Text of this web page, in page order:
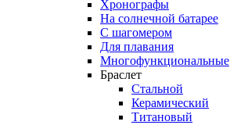
Хронографы
На солнечной батарее
С шагомером
Для плавания
Многофункциональные
Браслет
Стальной
Керамический
Титановый